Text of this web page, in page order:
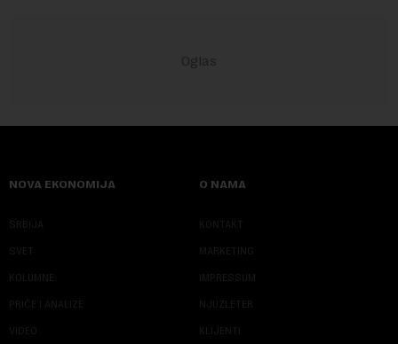
NOVA EKONOMIJA
SRBIJA
SVET
KOLUMNE
PRIČE I ANALIZE
VIDEO
O NAMA
KONTAKT
MARKETING
IMPRESSUM
NJUZLETER
KLIJENTI